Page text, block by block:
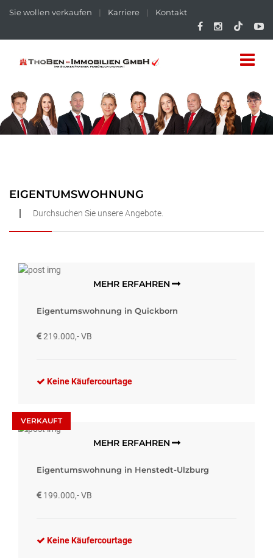
Sie wollen verkaufen | Karriere | Kontakt
EIGENTUMSWOHNUNG
Durchsuchen Sie unsere Angebote.
MEHR ERFAHREN
Eigentumswohnung in Quickborn
219.000,- VB
Keine Käufercourtage
VERKAUFT
MEHR ERFAHREN
Eigentumswohnung in Henstedt-Ulzburg
199.000,- VB
Keine Käufercourtage